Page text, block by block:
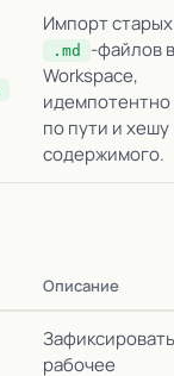
Импорт старых
.md
-файлов в
Workspace,
идемпотентно
по пути и хешу
содержимого.
Описание
Зафиксировать
рабочее